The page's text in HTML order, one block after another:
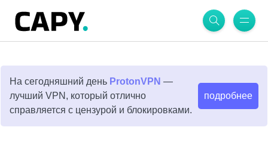
На сегодняшний день ProtonVPN —
лучший VPN, который отлично
справляется с цензурой и блокировками.
подробнее